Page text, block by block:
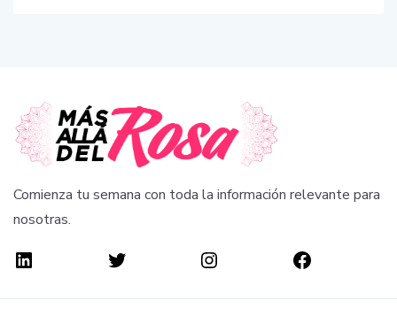
Comienza tu semana con toda la información relevante para
nosotras.